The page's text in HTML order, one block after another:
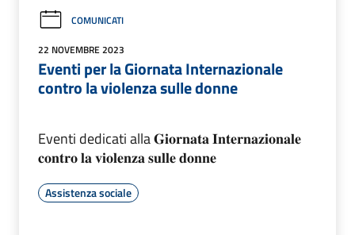
COMUNICATI
22 NOVEMBRE 2023
Eventi per la Giornata Internazionale
contro la violenza sulle donne
Eventi dedicati alla 𝐆𝐢𝐨𝐫𝐧𝐚𝐭𝐚 𝐈𝐧𝐭𝐞𝐫𝐧𝐚𝐳𝐢𝐨𝐧𝐚𝐥𝐞
𝐜𝐨𝐧𝐭𝐫𝐨 𝐥𝐚 𝐯𝐢𝐨𝐥𝐞𝐧𝐳𝐚 𝐬𝐮𝐥𝐥𝐞 𝐝𝐨𝐧𝐧𝐞
Assistenza sociale